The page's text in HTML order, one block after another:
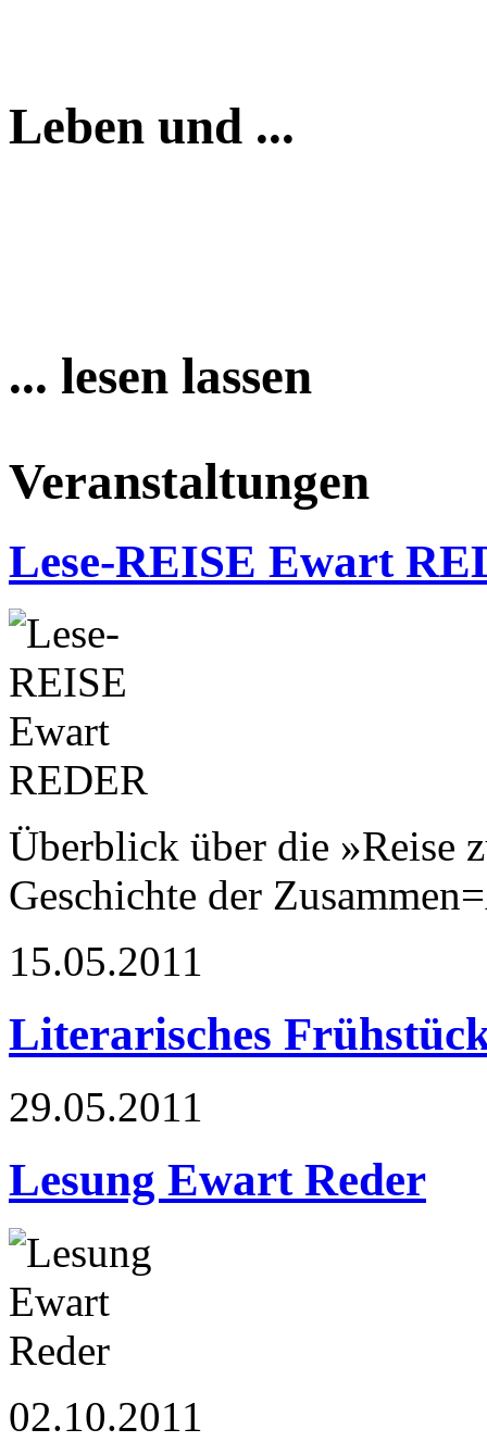
Leben und ...
... lesen lassen
Veranstaltungen
Lese-REISE Ewart
Überblick über die »Reise
Geschichte der
15.05.2011
Literarisches
29.05.2011
Lesung Ewart Reder
02.10.2011